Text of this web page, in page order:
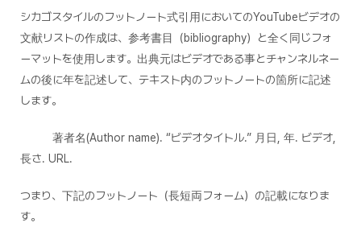
シカゴスタイルのフットノート式引用においてのYouTubeビデオの
文献リストの作成は、参考書目（bibliography）と全く同じフォ
ーマットを使用します。出典元はビデオである事とチャンネルネー
ムの後に年を記述して、テキスト内のフットノートの箇所に記述
します。
著者名(Author name). “ビデオタイトル.” 月日, 年. ビデオ,
長さ. URL.
つまり、下記のフットノート（長短両フォーム）の記載になりま
す。